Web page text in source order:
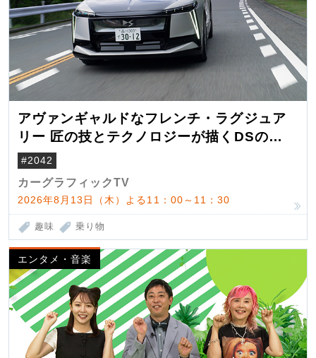
アヴァンギャルドなフレンチ・ラグジュア
リー 匠の技とテクノロジーが描くDSの世
界観
#2042
カーグラフィックTV
2026年8月13日（木）よる11：00～11：30
趣味 乗り物
エンタメ・音楽